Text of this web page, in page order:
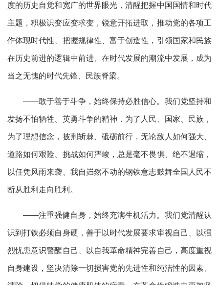
度的历史自觉和宽广的世界眼光，清醒把握中国国情和时代
主题，积极识变应变求变，锐意开拓进取，推动党的各项工
作体现时代性、把握规律性、富于创造性，引领国家和民族
在历史前进的逻辑中前进、在时代发展的潮流中发展，成为
当之无愧的时代先锋、民族脊梁。
——敢于善于斗争，始终保持必胜信心。我们党坚持和
发扬不怕牺牲、英勇斗争的精神，为了人民、国家、民族，
为了理想信念，披荆斩棘、砥砺前行，无论敌人如何强大、
道路如何艰险、挑战如何严峻，总是毫不畏惧、绝不退缩，
以任凭风雨来袭、我自岿然不动的钢铁意志鼓舞全国人民不
断从胜利走向胜利。
——注重强健自身，始终充满生机活力。我们党清醒认
识到打铁必须自身硬，善于以时代发展要求审视自己、以强
烈忧患意识警醒自己、以自我革命精神完善自己，高度重视
自身建设，坚决清除一切损害党的先进性和纯洁性的因素、